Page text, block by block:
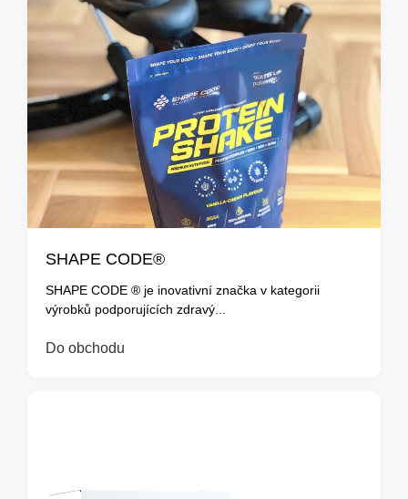
SHAPE CODE®
SHAPE CODE ® je inovativní značka v kategorii
výrobků podporujících zdravý...
Do obchodu